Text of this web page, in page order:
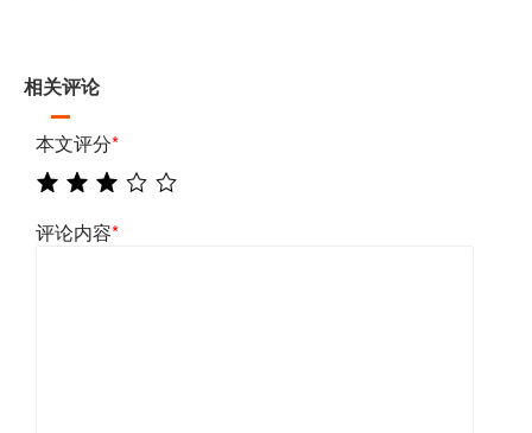
相关评论
本文评分*
评论内容*